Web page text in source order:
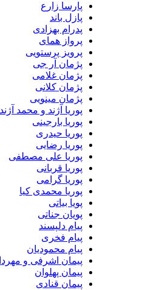
پارسا زارع
پازل باند
پدرام بهزادی
پرواز همای
پرویز پرستویی
پژمان آر جی
پژمان غلامی
پژمان کلانی
پژمان مینویی
پوریا آژند و محمد آژند
پوریا بارجینی
پوریا حیدری
پوریا رضایی
پوریا علی مصطفی
پوریا قربانی
پوریا گرامی
پوریا محمدی کیا
پویا بیاتی
پویان جناتی
پیام دلپسند
پیام فخری
پیام محمودیان
پیمان اشرفی و مهرداد قیمنی
پیمان پهلوان
پیمان قنادی